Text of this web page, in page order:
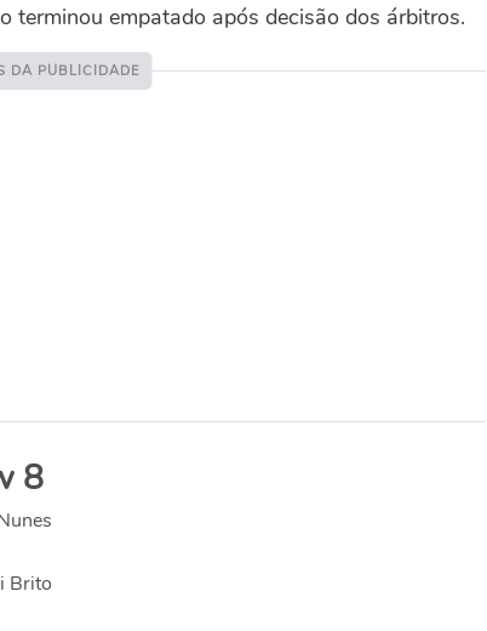
terminou empatado após decisão dos árbitros.
8
Brito